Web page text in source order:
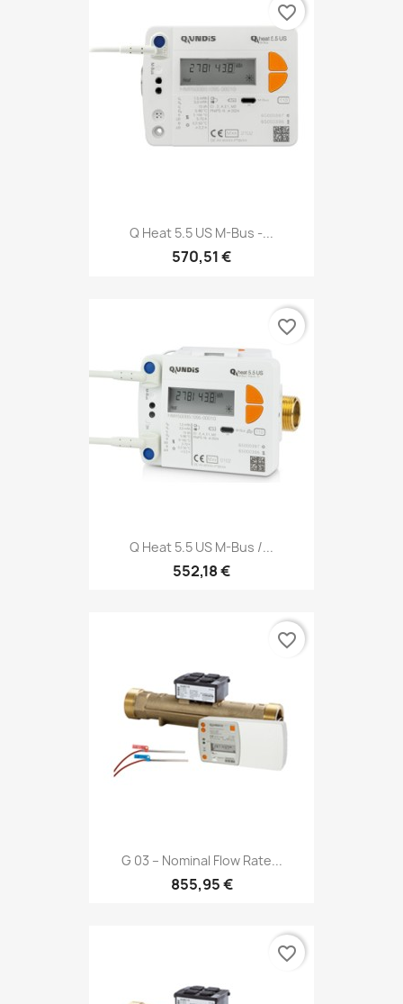
Q Heat 5.5 US M-Bus -...
570,51 €
favorite_border
Q Heat 5.5 US M-Bus /...
552,18 €
favorite_border
G 03 – Nominal Flow Rate...
855,95 €
favorite_border
favorite_border